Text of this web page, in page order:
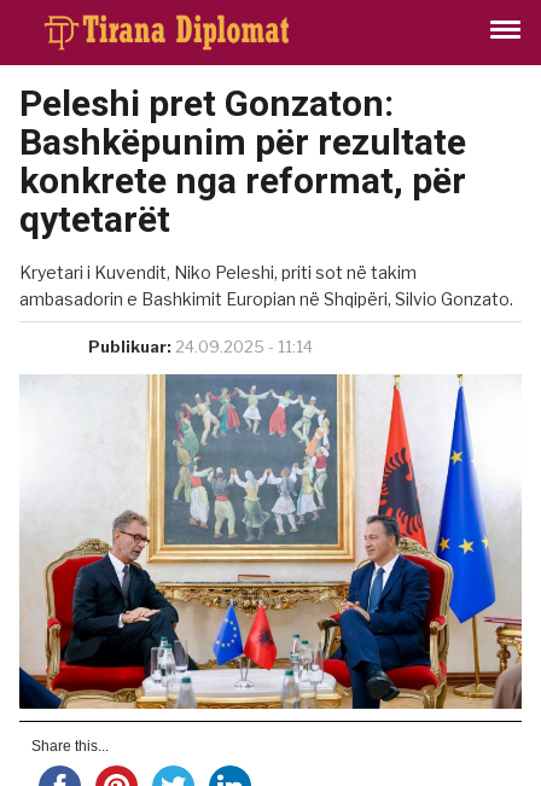
Peleshi pret Gonzaton:
Bashkëpunim për rezultate
konkrete nga reformat, për
qytetarët
Kryetari i Kuvendit, Niko Peleshi, priti sot në takim
ambasadorin e Bashkimit Europian në Shqipëri, Silvio Gonzato.
Publikuar: 24.09.2025 - 11:14
Share this...